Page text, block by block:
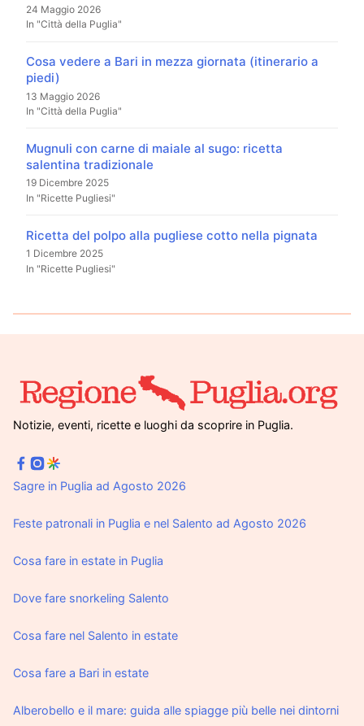
24 Maggio 2026
In "Città della Puglia"
Cosa vedere a Bari in mezza giornata (itinerario a
piedi)
13 Maggio 2026
In "Città della Puglia"
Mugnuli con carne di maiale al sugo: ricetta
salentina tradizionale
19 Dicembre 2025
In "Ricette Pugliesi"
Ricetta del polpo alla pugliese cotto nella pignata
1 Dicembre 2025
In "Ricette Pugliesi"
Notizie, eventi, ricette e luoghi da scoprire in Puglia.
Sagre in Puglia ad Agosto 2026
Feste patronali in Puglia e nel Salento ad Agosto 2026
Cosa fare in estate in Puglia
Dove fare snorkeling Salento
Cosa fare nel Salento in estate
Cosa fare a Bari in estate
Alberobello e il mare: guida alle spiagge più belle nei dintorni